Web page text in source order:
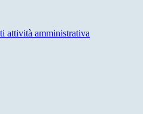
attività amministrativa